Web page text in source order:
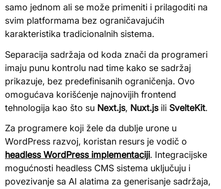
samo jednom ali se može primeniti i prilagoditi na
svim platformama bez ograničavajućih
karakteristika tradicionalnih sistema.
Separacija sadržaja od koda znači da programeri
imaju punu kontrolu nad time kako se sadržaj
prikazuje, bez predefinisanih ograničenja. Ovo
omogućava korišćenje najnovijih frontend
tehnologija kao što su Next.js, Nuxt.jsili SvelteKit.
Za programere koji žele da dublje urone u
WordPress razvoj, koristan resurs je vodič o
headless WordPress implementaciji. Integracijske
mogućnosti headless CMS sistema uključuju i
povezivanje sa AI alatima za generisanje sadržaja,